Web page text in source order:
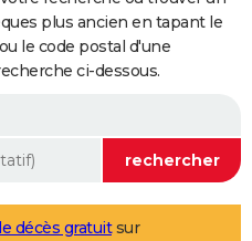
plus ancien en tapant le
le code postal d'une
ci-dessous.
décès gratuitsur